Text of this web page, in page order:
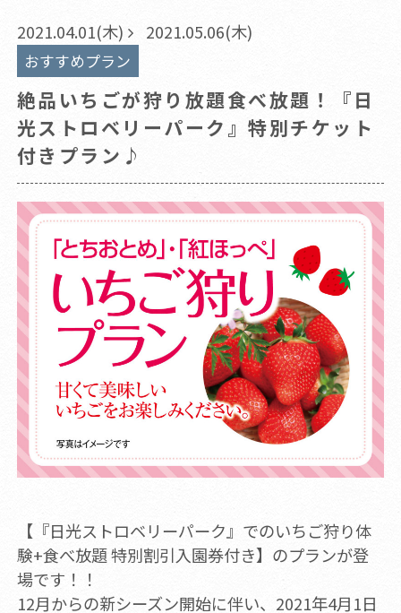
2021.04.01(木) 2021.05.06(木)
おすすめプラン
絶品いちごが狩り放題食べ放題！『日
光ストロベリーパーク』特別チケット
付きプラン♪
【『日光ストロベリーパーク』でのいちご狩り体
験+食べ放題 特別割引入園券付き】のプランが登
場です！！
12月からの新シーズン開始に伴い、2021年4月1日